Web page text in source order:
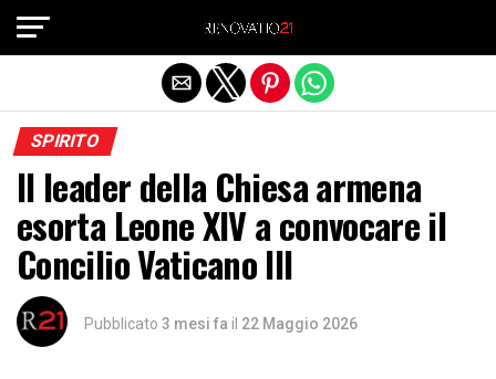
SPIRITO
Il leader della Chiesa armena
esorta Leone XIV a convocare il
Concilio Vaticano III
Pubblicato 3 mesi fa il 22 Maggio 2026
Exit mobile version